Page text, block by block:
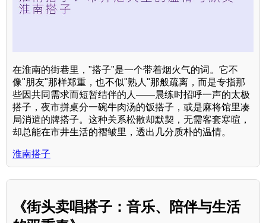
在淮南的街巷里，"搭子"是一个带着烟火气的词。它不
像"朋友"那样郑重，也不似"熟人"那般疏离，而是专指那
些因共同需求而短暂结伴的人——晨练时招呼一声的太极
搭子，夜市拼桌分一碗牛肉汤的饭搭子，或是麻将馆里凑
局消遣的牌搭子。这种关系松散却默契，无需客套寒暄，
却总能在市井生活的褶皱里，透出几分质朴的温情。
淮南搭子
《街头卖唱搭子：音乐、陪伴与生活